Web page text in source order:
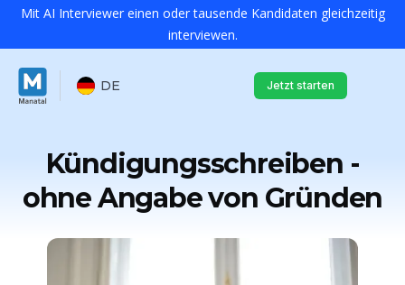
Mit AI Interviewer einen oder tausende Kandidaten gleichzeitig
interviewen.
DE Jetzt starten
Kündigungsschreiben -
ohne Angabe von Gründen